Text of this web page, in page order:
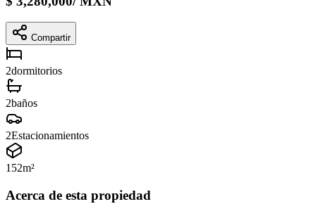
Compartir
2dormitorios
2baños
2Estacionamientos
152m²
Acerca de esta propiedad